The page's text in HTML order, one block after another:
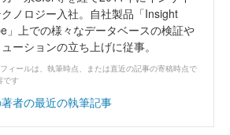
クノロジー入社。自社製品「Insight
」上での様々なデータベースの検証や
ーションの立ち上げに従事。
ィールは、執筆時点、または直近の記事の寄稿時点で
です
者の最近の執筆記事